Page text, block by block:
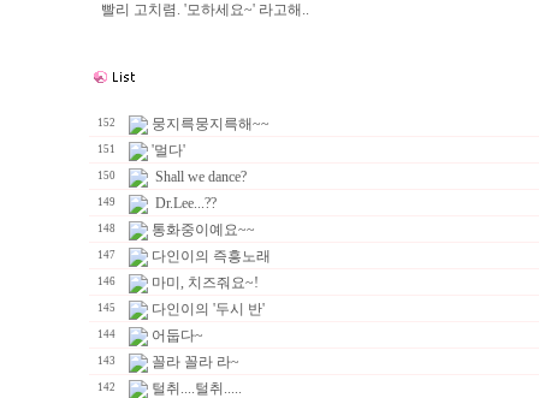
빨리 고치렴. '모하세요~' 라고해..
152 뭉지륵뭉지륵해~~
151 '멀다'
150 Shall we dance?
149 Dr.Lee...??
148 통화중이예요~~
147 다인이의 즉흥노래
146 마미, 치즈줘요~!
145 다인이의 '두시 반'
144 어둡다~
143 꼴라 꼴라 라~
142
털취....털취.....